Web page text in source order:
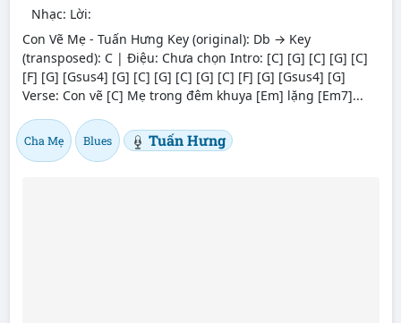
Nhạc: Lời:
Con Vẽ Mẹ - Tuấn Hưng Key (original): Db → Key
(transposed): C | Điệu: Chưa chọn Intro: [C] [G] [C] [G] [C]
[F] [G] [Gsus4] [G] [C] [G] [C] [G] [C] [F] [G] [Gsus4] [G]
Verse: Con vẽ [C] Mẹ trong đêm khuya [Em] lặng [Em7]...
Cha Mẹ Blues Tuấn Hưng